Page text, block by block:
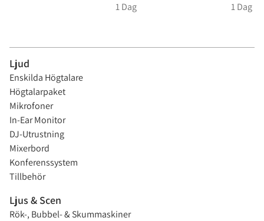
Ljud
Enskilda Högtalare
Högtalarpaket
Mikrofoner
In-Ear Monitor
DJ-Utrustning
Mixerbord
Konferenssystem
Tillbehör
Ljus & Scen
Rök-, Bubbel- & Skummaskiner